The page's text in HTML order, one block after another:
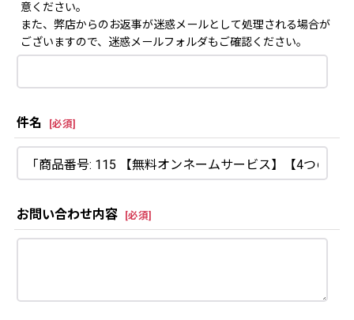
意ください。
また、弊店からのお返事が迷惑メールとして処理される場合が
ございますので、迷惑メールフォルダもご確認ください。
件名 [必須]
お問い合わせ内容 [必須]